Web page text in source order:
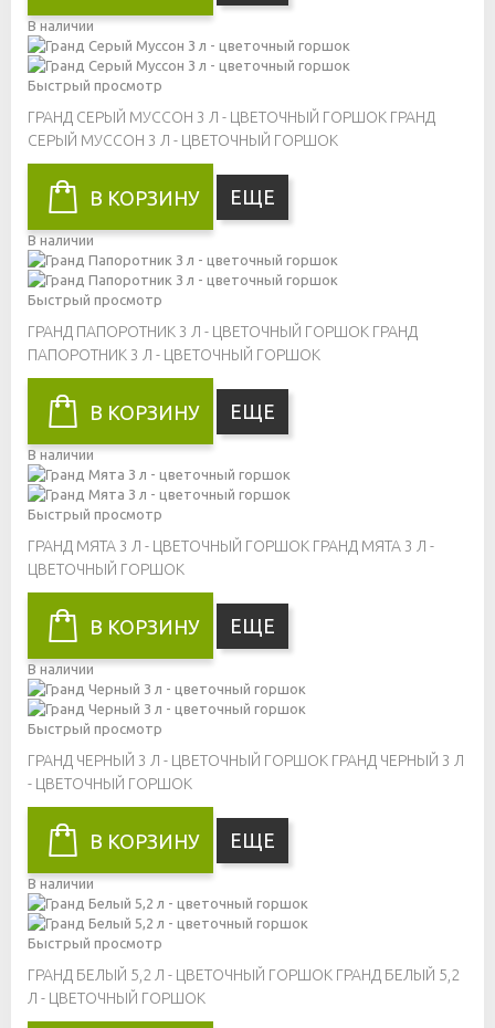
В наличии
Быстрый просмотр
ГРАНД СЕРЫЙ МУССОН 3 Л - ЦВЕТОЧНЫЙ ГОРШОК ГРАНД
СЕРЫЙ МУССОН 3 Л - ЦВЕТОЧНЫЙ ГОРШОК
В КОРЗИНУ ЕЩЕ
В наличии
Быстрый просмотр
ГРАНД ПАПОРОТНИК 3 Л - ЦВЕТОЧНЫЙ ГОРШОК ГРАНД
ПАПОРОТНИК 3 Л - ЦВЕТОЧНЫЙ ГОРШОК
В КОРЗИНУ ЕЩЕ
В наличии
Быстрый просмотр
ГРАНД МЯТА 3 Л - ЦВЕТОЧНЫЙ ГОРШОК ГРАНД МЯТА 3 Л -
ЦВЕТОЧНЫЙ ГОРШОК
В КОРЗИНУ ЕЩЕ
В наличии
Быстрый просмотр
ГРАНД ЧЕРНЫЙ 3 Л - ЦВЕТОЧНЫЙ ГОРШОК ГРАНД ЧЕРНЫЙ 3 Л
- ЦВЕТОЧНЫЙ ГОРШОК
В КОРЗИНУ ЕЩЕ
В наличии
Быстрый просмотр
ГРАНД БЕЛЫЙ 5,2 Л - ЦВЕТОЧНЫЙ ГОРШОК ГРАНД БЕЛЫЙ 5,2
Л - ЦВЕТОЧНЫЙ ГОРШОК